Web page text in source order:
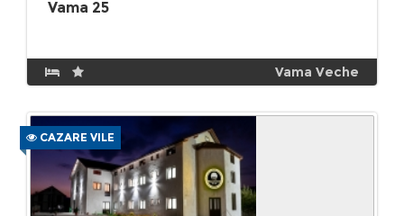
Vama 25
Vama Veche
CAZARE VILE